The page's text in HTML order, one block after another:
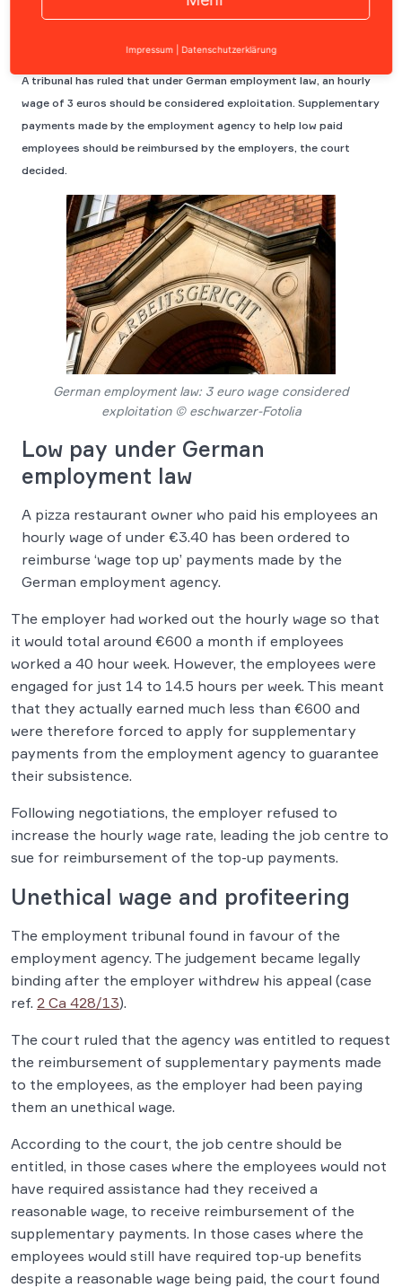
A tribunal has ruled that under German employment law, an hourly
wage of 3 euros should be considered exploitation. Supplementary
payments made by the employment agency to help low paid
employees should be reimbursed by the employers, the court
decided.
German employment law: 3 euro wage considered
exploitation © eschwarzer-Fotolia
Low pay under German
employment law
A pizza restaurant owner who paid his employees an
hourly wage of under €3.40 has been ordered to
reimburse ‘wage top up’ payments made by the
German employment agency.
The employer had worked out the hourly wage so that
it would total around €600 a month if employees
worked a 40 hour week. However, the employees were
engaged for just 14 to 14.5 hours per week. This meant
that they actually earned much less than €600 and
were therefore forced to apply for supplementary
payments from the employment agency to guarantee
their subsistence.
Following negotiations, the employer refused to
increase the hourly wage rate, leading the job centre to
sue for reimbursement of the top-up payments.
Unethical wage and profiteering
The employment tribunal found in favour of the
employment agency. The judgement became legally
binding after the employer withdrew his appeal (case
ref. 2 Ca 428/13).
The court ruled that the agency was entitled to request
the reimbursement of supplementary payments made
to the employees, as the employer had been paying
them an unethical wage.
According to the court, the job centre should be
entitled, in those cases where the employees would not
have required assistance had they received a
reasonable wage, to receive reimbursement of the
supplementary payments. In those cases where the
employees would still have required top-up benefits
despite a reasonable wage being paid, the court found
Impressum Datenschutzerklärung